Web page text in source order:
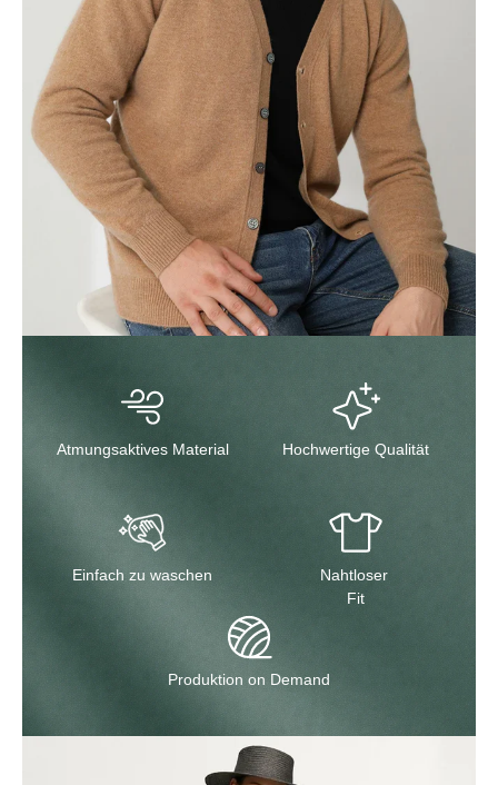
Atmungsaktives Material Hochwertige Qualität
Einfach zu waschen
Nahtloser
Fit
Produktion on Demand